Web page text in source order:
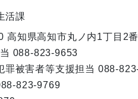
活課
高知県高知市丸ノ内1丁目2
088-823-9653
罪被害者等支援担当 088-
823-9769